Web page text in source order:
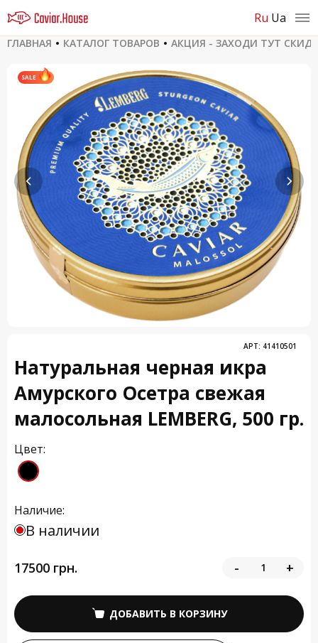
ru ua
ГЛАВНАЯ КАТАЛОГ ТОВАРОВ АКЦИЯ - ЗАХОДИ ТУТ
SALE
АРТ: 41410501
Натуральная черная икра
Амурского Осетра свежая
малосольная LEMBERG, 500 гр.
Цвет:
Наличие:
В наличии
17500 грн. - +
ДОБАВИТЬ В КОРЗИНУ